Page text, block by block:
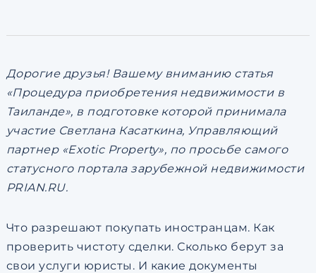
Дорогие друзья! Вашему вниманию статья
«Процедура приобретения недвижимости в
Таиланде», в подготовке которой принимала
участие Светлана Касаткина, Управляющий
партнер «Exotic Property», по просьбе самого
статусного портала зарубежной недвижимости
PRIAN.RU.
Что разрешают покупать иностранцам. Как
проверить чистоту сделки. Сколько берут за
свои услуги юристы. И какие документы